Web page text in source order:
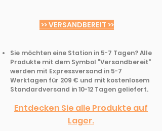
>> VERSANDBEREIT >>
Sie möchten eine Station in 5-7 Tagen? Alle
Produkte mit dem Symbol "Versandbereit"
werden mit Expressversand in 5-7
Werktagen für 209 € und mit kostenlosem
Standardversand in 10-12 Tagen geliefert.
Entdecken Sie alle Produkte auf
Lager.